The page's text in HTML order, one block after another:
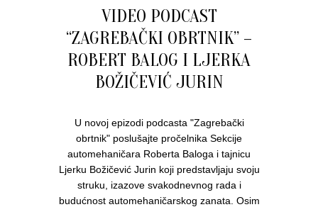
VIDEO PODCAST
“ZAGREBAČKI OBRTNIK” –
ROBERT BALOG I LJERKA
BOŽIČEVIĆ JURIN
U novoj epizodi podcasta "Zagrebački
obrtnik" poslušajte pročelnika Sekcije
automehaničara Roberta Baloga i tajnicu
Ljerku Božičević Jurin koji predstavljaju svoju
struku, izazove svakodnevnog rada i
budućnost automehaničarskog zanata. Osim